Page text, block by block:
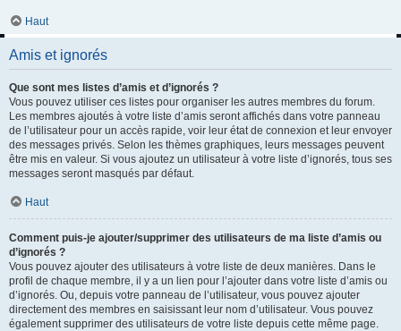
Haut
Amis et ignorés
Que sont mes listes d’amis et d’ignorés ?
Vous pouvez utiliser ces listes pour organiser les autres membres du forum.
Les membres ajoutés à votre liste d’amis seront affichés dans votre panneau
de l’utilisateur pour un accès rapide, voir leur état de connexion et leur envoyer
des messages privés. Selon les thèmes graphiques, leurs messages peuvent
être mis en valeur. Si vous ajoutez un utilisateur à votre liste d’ignorés, tous ses
messages seront masqués par défaut.
Haut
Comment puis-je ajouter/supprimer des utilisateurs de ma liste d’amis ou
d’ignorés ?
Vous pouvez ajouter des utilisateurs à votre liste de deux manières. Dans le
profil de chaque membre, il y a un lien pour l’ajouter dans votre liste d’amis ou
d’ignorés. Ou, depuis votre panneau de l’utilisateur, vous pouvez ajouter
directement des membres en saisissant leur nom d’utilisateur. Vous pouvez
également supprimer des utilisateurs de votre liste depuis cette même page.